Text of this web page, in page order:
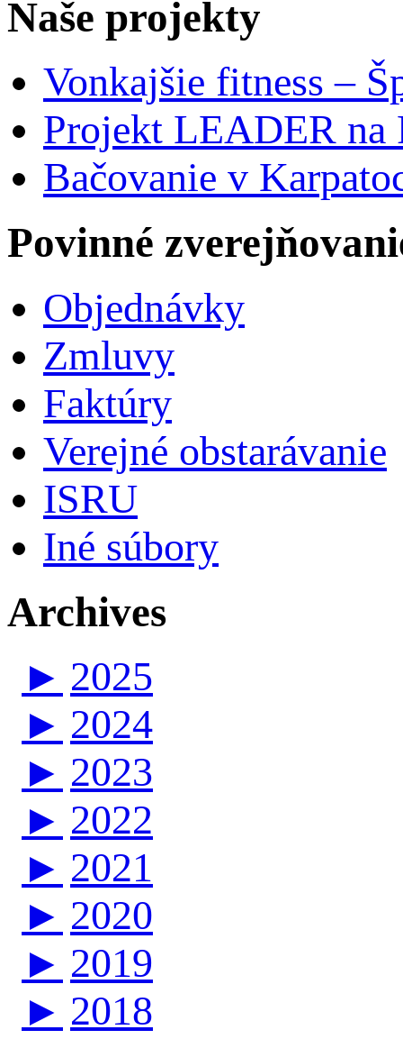
Naše projekty
Vonkajšie fitness –
Projekt LEADER na
Bačovanie v
Povinné
Objednávky
Zmluvy
Faktúry
Verejné obstarávanie
ISRU
Iné súbory
Archives
► 2025
► 2024
► 2023
► 2022
► 2021
► 2020
► 2019
► 2018